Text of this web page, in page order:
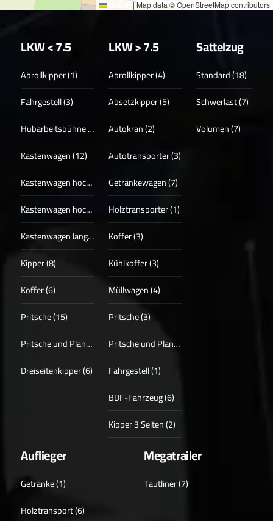
Leaflet |Map data © OpenStreetMap contributors
LKW < 7.5
Abrollkipper (1)
Fahrgestell (3)
Hubarbeitsbühne (3)
Kastenwagen (12)
Kastenwagen hoch (17)
Kastenwagen hoch + lang (13)
Kastenwagen lang (4)
Kipper (8)
Koffer (6)
Pritsche (15)
Pritsche und Plane (3)
Dreiseitenkipper (6)
LKW > 7.5
Abrollkipper (4)
Absetzkipper (5)
Autokran (2)
Autotransporter (3)
Getränkewagen (7)
Holztransporter (1)
Koffer (3)
Kühlkoffer (3)
Müllwagen (4)
Pritsche (3)
Pritsche und Plane (1)
Fahrgestell (1)
BDF-Fahrzeug (6)
Kipper 3 Seiten (2)
Sattelzug
Standard (18)
Schwerlast (7)
Volumen (7)
Auflieger
Getränke (1)
Holztransport (6)
Megatrailer
Tautliner (7)